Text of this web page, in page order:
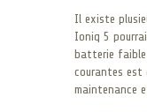
Il existe
Ioniq 5
batterie faible
courantes est
maintenance